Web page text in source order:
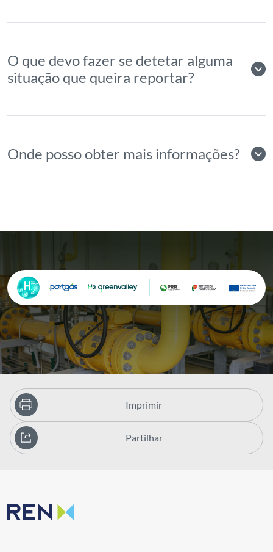
O que devo fazer se detetar alguma
situação que queira reportar?
Onde posso obter mais informações?
Imprimir
Partilhar